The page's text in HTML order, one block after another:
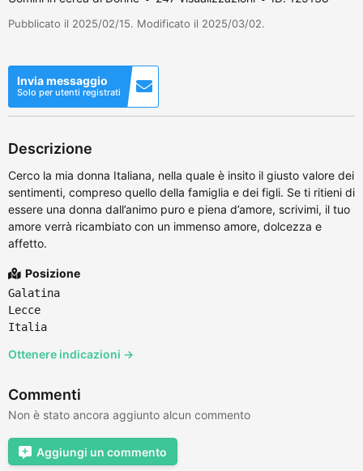
Pubblicato il 2025/02/15. Modificato il 2025/03/02.
Invia messaggio
Solo per utenti registrati
Descrizione
Cerco la mia donna Italiana, nella quale è insito il giusto valore dei
sentimenti, compreso quello della famiglia e dei figli. Se ti ritieni di
essere una donna dall’animo puro e piena d’amore, scrivimi, il tuo
amore verrà ricambiato con un immenso amore, dolcezza e
affetto.
Posizione
Galatina
Lecce
Italia
Ottenere indicazioni →
Commenti
Non è stato ancora aggiunto alcun commento
Aggiungi un commento